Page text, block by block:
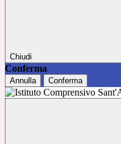
Chiudi
Conferma
Annulla Conferma